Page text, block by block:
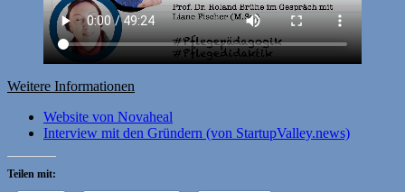
Weitere Informationen
Website von Novaheal
Interview mit den Gründern (von StartupValley.news)
Teilen mit: